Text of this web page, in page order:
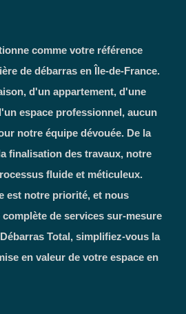
comme votre référence
de débarras en Île-de-France.
d'un appartement, d'une
espace professionnel, aucun
notre équipe dévouée. De la
finalisation des travaux, notre
fluide et méticuleux.
est notre priorité, et nous
de services sur-mesure
Total, simplifiez-vous la
en valeur de votre espace en